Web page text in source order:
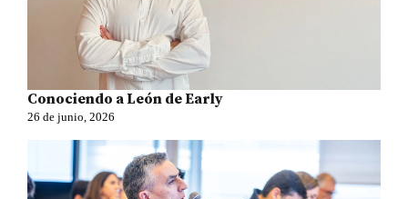
Conociendo a León de Early
26 de junio, 2026